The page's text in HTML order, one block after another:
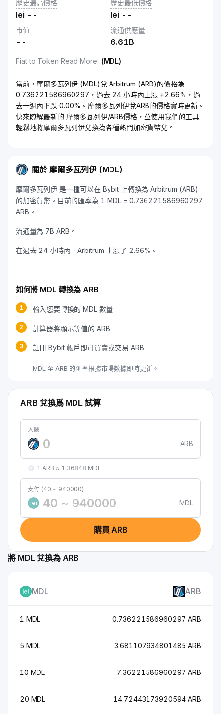
歷史最高價格
lei --
歷史最低價格
lei --
市值
--
流通供應量
6.61B
Fiat to Token Read More: (MDL)
當前，摩爾多瓦列伊 (MDL)兌 Arbitrum (ARB)的價格為
0.736221586960297，過去 24 小時內上漲 +2.66%，過
去一週內下跌 0.00%。摩爾多瓦列伊兌ARB的價格實時更新。
快來瞭解最新的 摩爾多瓦列伊/ARB價格，並使用我們的工具
輕鬆地將摩爾多瓦列伊兌換為各種熱門加密貨幣兌。
關於 摩爾多瓦列伊 (MDL)
摩爾多瓦列伊 是一種可以在 Bybit 上轉換為 Arbitrum (ARB)
的加密貨幣。目前的匯率為 1 MDL = 0.736221586960297
ARB。
流通量為 7B ARB。
在過去 24 小時內，Arbitrum 上漲了 2.66%。
如何將 MDL 轉換為 ARB
1 輸入您要轉換的 MDL 數量
2 計算器將顯示等值的 ARB
3 註冊 Bybit 帳戶即可買賣或交易 ARB
MDL 至 ARB 的匯率根據市場數據即時更新。
ARB 兌換爲 MDL 試算
入賬
ARB
1 ARB ≈ 1.36848 MDL
支付 (40 ~ 940000)
lei
MDL
購買 ARB
將 MDL 兌換為 ARB
MDL ARB
1 MDL 0.736221586960297 ARB
5 MDL 3.681107934801485 ARB
10 MDL 7.36221586960297 ARB
20 MDL 14.72443173920594 ARB